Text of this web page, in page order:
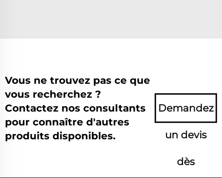
Vous ne trouvez pas ce que
vous recherchez ?
Contactez nos consultants
pour connaître d'autres
produits disponibles.
Demandez
un devis
dès